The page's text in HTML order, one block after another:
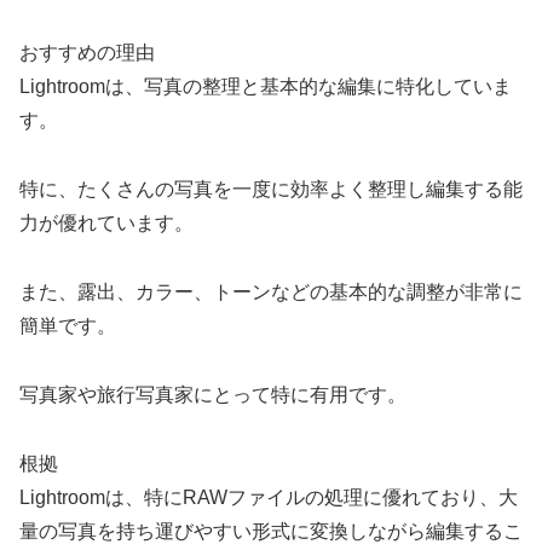
おすすめの理由
Lightroomは、写真の整理と基本的な編集に特化していま
す。
特に、たくさんの写真を一度に効率よく整理し編集する能
力が優れています。
また、露出、カラー、トーンなどの基本的な調整が非常に
簡単です。
写真家や旅行写真家にとって特に有用です。
根拠
Lightroomは、特にRAWファイルの処理に優れており、大
量の写真を持ち運びやすい形式に変換しながら編集するこ